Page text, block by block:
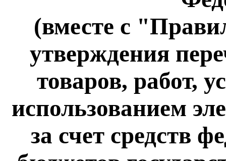
(вместе с
утверждения
товаров, работ,
использованием
за счет средств